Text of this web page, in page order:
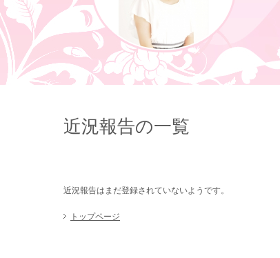
近況報告の一覧
近況報告はまだ登録されていないようです。
トップページ